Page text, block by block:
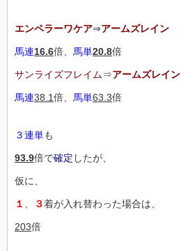
エンペラーワケア⇒アームズレイン
馬連16.6倍、 馬単20.8倍
サンライズフレイム⇒アームズレイン
馬連38.1倍、 馬単63.3倍
３連単も
93.9倍で確定 したが、
仮に、
１ ３着が入れ替わった場合は、
203倍